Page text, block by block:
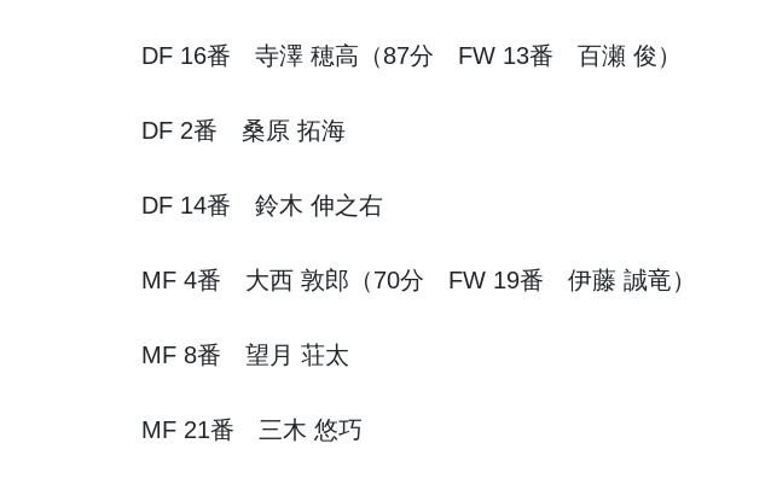
DF 16番 寺澤 穂高（87分 FW 13番 百瀬 俊）
DF 2番 桑原 拓海
DF 14番 鈴木 伸之右
MF 4番 大西 敦郎（70分 FW 19番 伊藤 誠竜）
MF 8番 望月 荘太
MF 21番 三木 悠巧